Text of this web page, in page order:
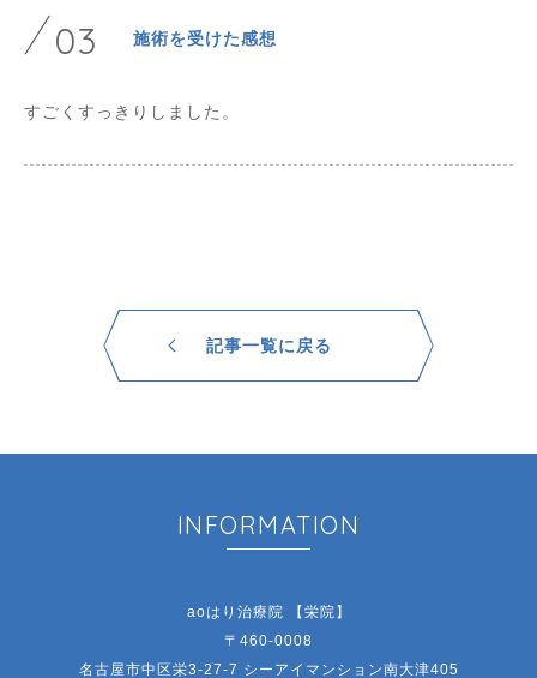
03 施術を受けた感想
すごくすっきりしました。
記事一覧に戻る
INFORMATION
aoはり治療院 【栄院】
〒460-0008
名古屋市中区栄3-27-7 シーアイマンション南大津405